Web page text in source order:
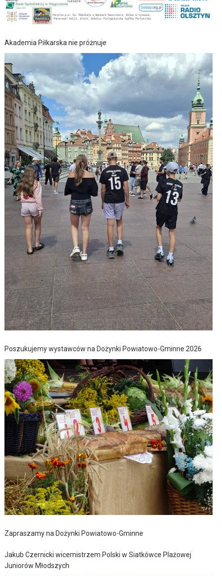
Akademia Piłkarska nie próżnuje
Poszukujemy wystawców na Dożynki Powiatowo-Gminne 2026
Zapraszamy na Dożynki Powiatowo-Gminne
Jakub Czernicki wicemistrzem Polski w Siatkówce Plażowej
Juniorów Młodszych